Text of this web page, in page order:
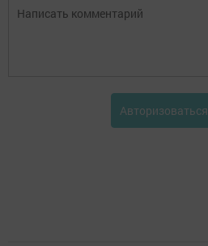
Авторизоваться